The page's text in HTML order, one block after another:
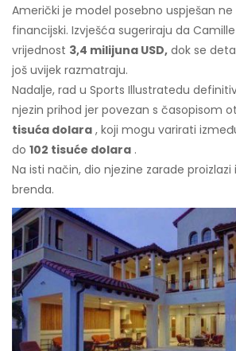
Američki je model posebno uspješan
financijski. Izvješća sugeriraju da
vrijednost 3,4 milijuna USD, dok se
još uvijek razmatraju.
Nadalje, rad u Sports Illustratedu
njezin prihod jer povezan s časopisom
tisuća dolara , koji mogu varirati
do 102 tisuće dolara .
Na isti način, dio njezine zarade proizlazi
brenda.